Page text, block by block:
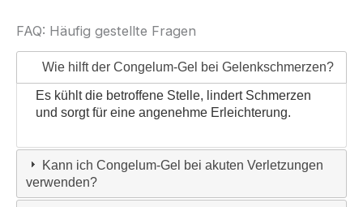
FAQ: Häufig gestellte Fragen
Wie hilft der Congelum-Gel bei Gelenkschmerzen?
Es kühlt die betroffene Stelle, lindert Schmerzen
und sorgt für eine angenehme Erleichterung.
Kann ich Congelum-Gel bei akuten Verletzungen
verwenden?